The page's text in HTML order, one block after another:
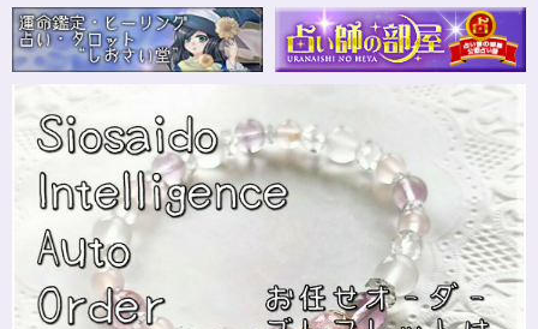
さざれながら、カイヤナイトのブルーバンドやジラソールアイが見える石も
ありました きれいな石をありがとうございます⭐︎
シンデレラのパワーストーンブレスレット「夢は希むもの」✨ブルーカルセドニー16cm
ステンレス→水晶変更
2024/10/24
本日無事に、到着しました！ ワクワクしながら開封しました(*^^*) とって
もキレイな色合いで、手に取るとほんのり温かく感じ元気になる気がしま
す！リボンのメッセージも大事にします(*^^*)まさかのお名前が(芸名なの
でしょうかね？^^)同じでびっくり♡嬉しいです♡ 次回は、オーダーをお願
いしてみたいなと思いました！